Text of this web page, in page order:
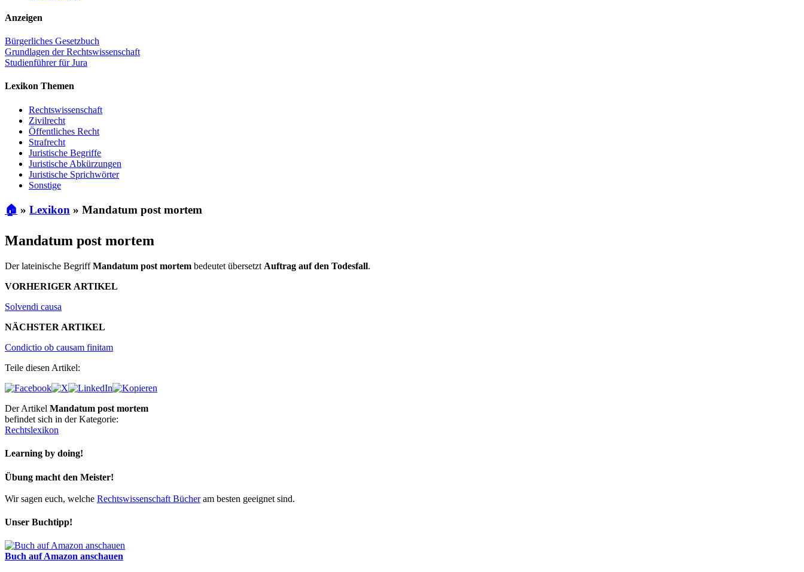
Anzeigen
Bürgerliches Gesetzbuch
Grundlagen der Rechtswissenschaft
Studienführer für Jura
Lexikon Themen
Rechtswissenschaft
Zivilrecht
Öffentliches Recht
Strafrecht
Juristische Begriffe
Juristische Abkürzungen
Juristische Sprichwörter
Sonstige
🏠 » Lexikon » Mandatum post mortem
Mandatum post mortem
Der lateinische BegriffMandatum post mortem bedeutet übersetzt Auftrag auf den Todesfall.
VORHERIGER ARTIKEL
Solvendi causa
NÄCHSTER ARTIKEL
Condictio ob causam finitam
Teile diesen Artikel:
Der Artikel Mandatum post mortem
befindet sich in der Kategorie:
Rechtslexikon
Learning by doing!
Übung macht den Meister!
Wir sagen euch, welche Rechtswissenschaft Bücheram besten geeignet sind.
Unser Buchtipp!
Buch auf Amazon anschauen